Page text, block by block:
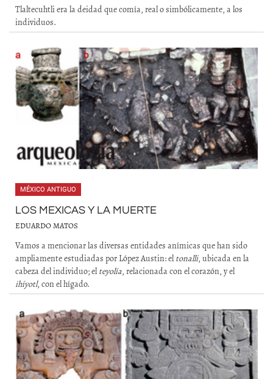
Tlaltecuhtli era la deidad que comía, real o simbólicamente, a los
individuos.
MÉXICO ANTIGUO
LOS MEXICAS Y LA MUERTE
EDUARDO MATOS
Vamos a mencionar las diversas entidades anímicas que han sido
ampliamente estudiadas por López Austin: el tonalli, ubicada en la
cabeza del individuo; el teyolía, relacionada con el corazón, y el
ihíyotl, con el hígado.